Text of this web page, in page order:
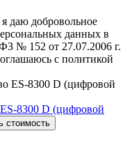
даю добровольное
данных в
№ 152 от 27.07.2006 г.
с политикой
8300 D (цифровой
стоимость